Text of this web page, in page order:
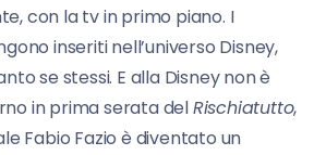
con la tv in primo piano. I
inseriti nell’universo Disney,
se stessi. E alla Disney non è
in prima serata delRischiatutto,
Fabio Fazio è diventato un